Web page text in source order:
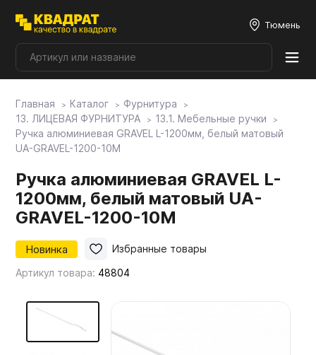
Тюмень
Плитные материалы
Фурнитура
Столешницы
Мой ЭГГЕР
Мебельные образцы, каталоги
Главная Каталог
Фурнитура
13. ЛИЦЕВАЯ ФУРНИТУРА
13.1. Мебельные ручки
Ручка алюминиевая GRAVEL L-1200мм, белый матовый
UA-GRAVEL-1200-10М
Ручка алюминиевая GRAVEL L-
1200мм, белый матовый UA-
GRAVEL-1200-10М
Новинка
Артикул товара: 48804
Избранные товары